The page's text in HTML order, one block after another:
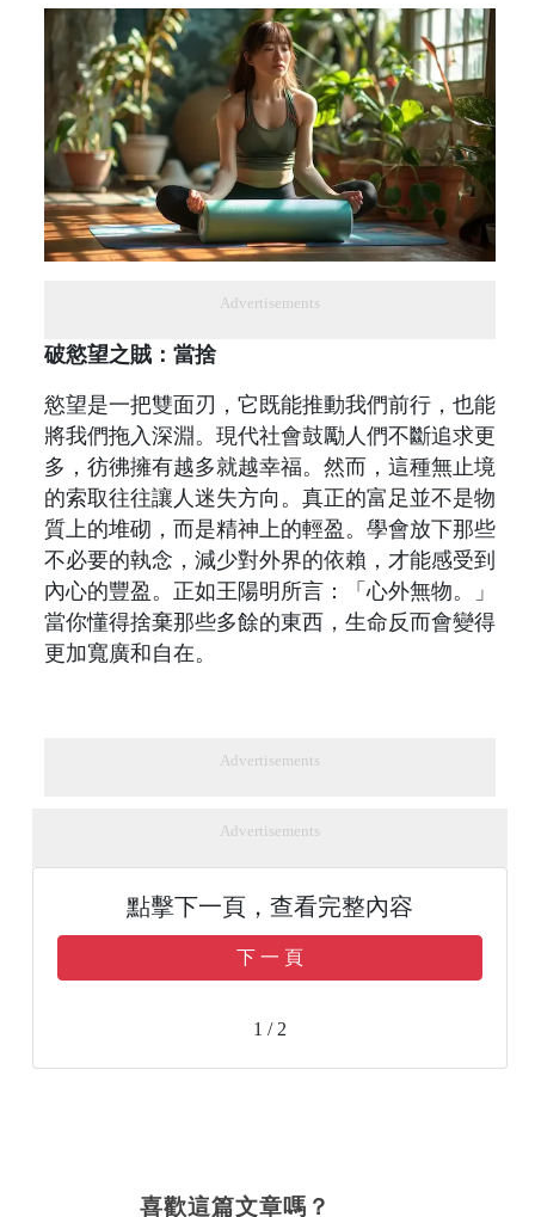
Advertisements
破慾望之賊：當捨
慾望是一把雙面刃，它既能推動我們前行，也能
將我們拖入深淵。現代社會鼓勵人們不斷追求更
多，彷彿擁有越多就越幸福。然而，這種無止境
的索取往往讓人迷失方向。真正的富足並不是物
質上的堆砌，而是精神上的輕盈。學會放下那些
不必要的執念，減少對外界的依賴，才能感受到
內心的豐盈。正如王陽明所言：「心外無物。」
當你懂得捨棄那些多餘的東西，生命反而會變得
更加寬廣和自在。
Advertisements
Advertisements
點擊下一頁，查看完整內容
下 一 頁
1 / 2
喜歡這篇文章嗎？